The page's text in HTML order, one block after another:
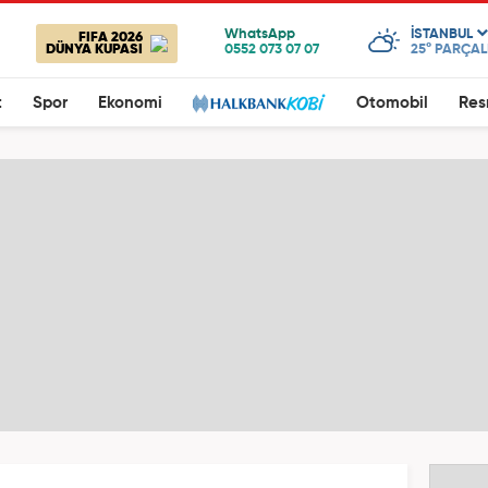
FIFA 2026
DÜNYA KUPASI
ISTANBUL
25°
Spor Ekonomi Otomobil